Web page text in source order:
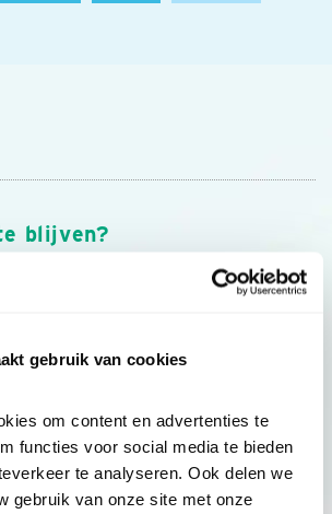
gebruik van cookies
om content en advertenties te
functies voor social media te bieden
te analyseren. Ook delen we
gebruik van onze site met onze
blijven?
nieuws, inspiratie, acties en tips
van Vogelbescherming.